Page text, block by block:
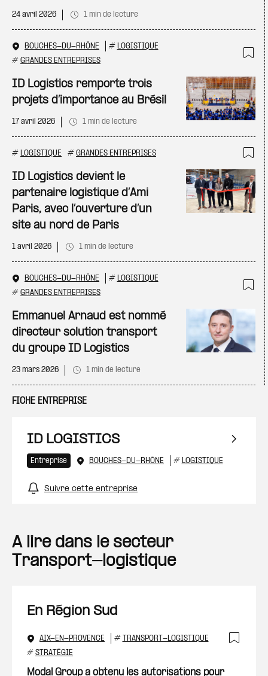
24 avril 2026 1 min de lecture
BOUCHES-DU-RHÔNE # LOGISTIQUE
# GRANDES ENTREPRISES
ID Logistics remporte trois
projets d’importance au Brésil
17 avril 2026 1 min de lecture
# LOGISTIQUE # GRANDES ENTREPRISES
ID Logistics devient le
partenaire logistique d’Ami
Paris, avec l’ouverture d’un
site au nord de Paris
1 avril 2026 1 min de lecture
BOUCHES-DU-RHÔNE # LOGISTIQUE
# GRANDES ENTREPRISES
Emmanuel Arnaud est nommé
directeur solution transport
du groupe ID Logistics
23 mars 2026 1 min de lecture
FICHE ENTREPRISE
ID LOGISTICS
Entreprise BOUCHES-DU-RHÔNE # LOGISTIQUE
Suivre cette entreprise
A lire dans le secteur
Transport-logistique
En Région Sud
AIX-EN-PROVENCE # TRANSPORT-LOGISTIQUE
# STRATÉGIE
Modal Group a obtenu les autorisations pour